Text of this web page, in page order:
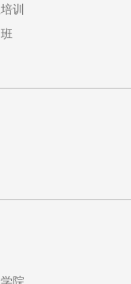
训
院